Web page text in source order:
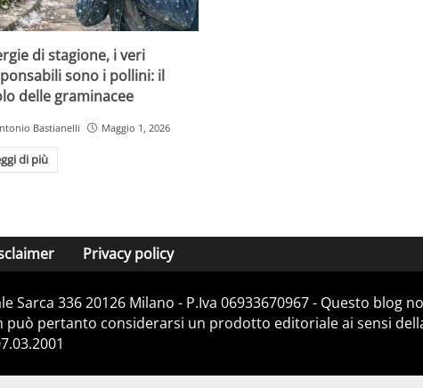
di stagione, i veri
sono i pollini: il
delle graminacee
Bastianelli Maggio 1, 2026
di più
Privacy policy
336 20126 Milano - P.Iva 06933670967 - Questo blog
pertanto considerarsi un prodotto editoriale ai sensi